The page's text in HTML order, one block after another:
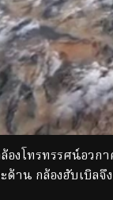
ล้องโทรทรรศน์อว
าน กล้องฮับเบิลจึ